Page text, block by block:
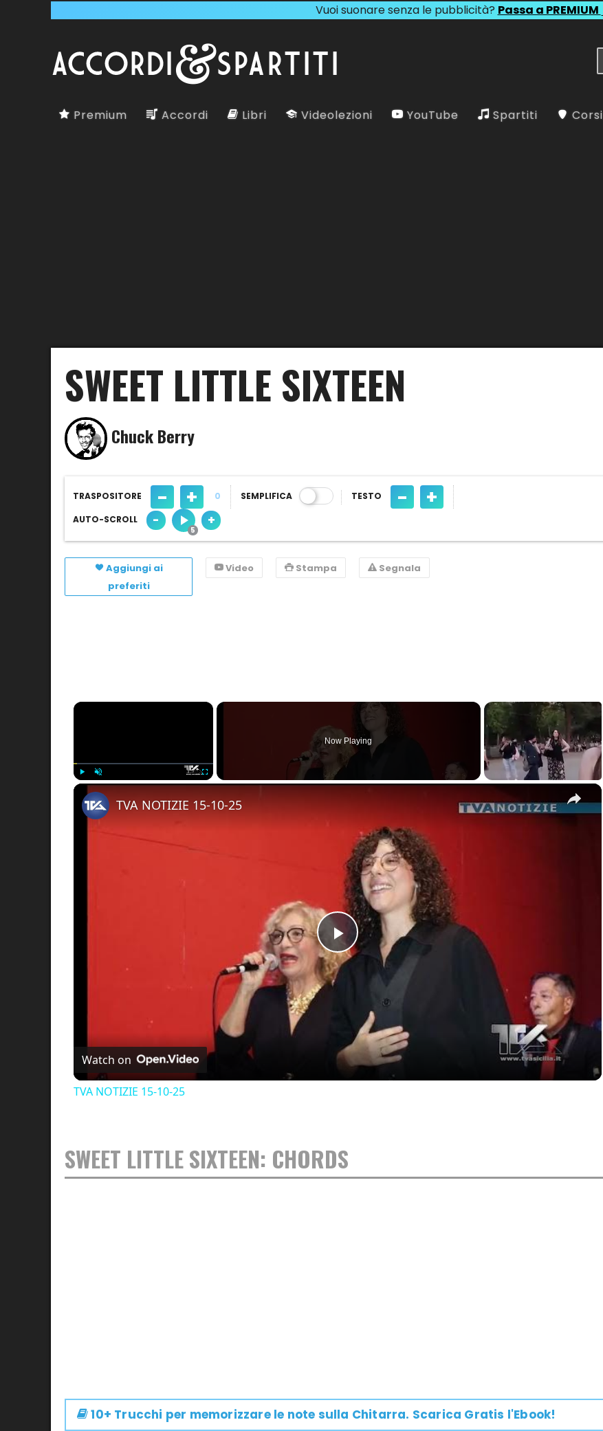
Vuoi suonare senza le pubblicità? Passa a PREMIUM
Premium Accordi Libri Videolezioni YouTube Spartiti Corsi
SWEET LITTLE SIXTEEN
Chuck Berry
TRASPOSITORE - + 0 SEMPLIFICA TESTO - +
AUTO-SCROLL - +
Aggiungi ai
preferiti
Video Stampa Segnala
×
Play Unmute Fullscreen
Now Playing
×
Play
Video
TVA NOTIZIE 15-10-25
Watch on
TVA NOTIZIE 15-10-25
SWEET LITTLE SIXTEEN: CHORDS
10+ Trucchi per memorizzare le note sulla Chitarra. Scarica Gratis l'Ebook!